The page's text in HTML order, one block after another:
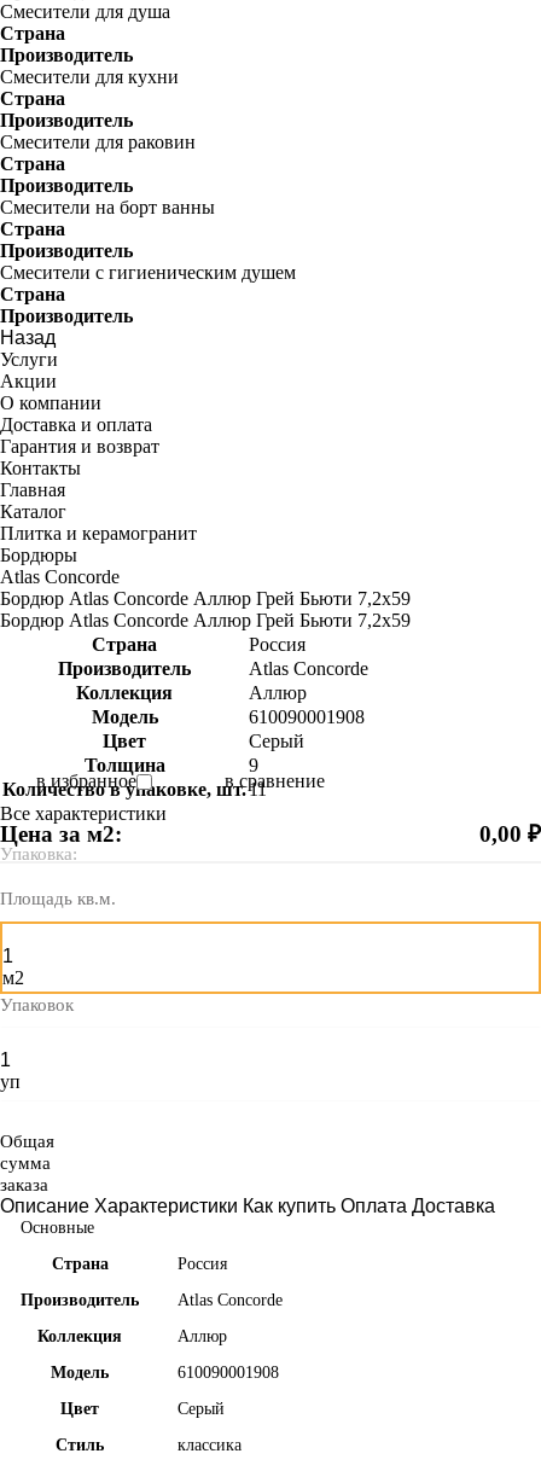
Смесители для душа
Страна
Производитель
Смесители для кухни
Страна
Производитель
Смесители для раковин
Страна
Производитель
Смесители на борт ванны
Страна
Производитель
Смесители с гигиеническим душем
Страна
Производитель
Назад
Услуги
Акции
О компании
Доставка и оплата
Гарантия и возврат
Контакты
Главная
Каталог
Плитка и керамогранит
Бордюры
Atlas Concorde
Бордюр Atlas Concorde Аллюр Грей Бьюти 7,2х59
Бордюр Atlas Concorde Аллюр Грей Бьюти 7,2х59
Страна
Россия
Производитель
Atlas Concorde
Коллекция
Аллюр
Модель
610090001908
Цвет
Серый
Толщина
9
Количество в упаковке, шт.11
Все характеристики
в избранное в сравнение
Цена за м2:
Упаковка:
0,00 ₽
Площадь кв.м.
м2
Упаковок
уп
Общая
сумма
заказа
Описание Характеристики Как купить Оплата Доставка
Основные
Страна
Россия
Производитель
Atlas Concorde
Коллекция
Аллюр
Модель
610090001908
Цвет
Серый
Стиль
классика